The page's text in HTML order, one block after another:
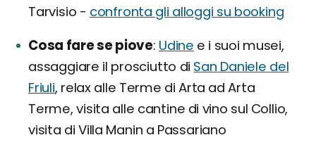
Tarvisio - confronta gli alloggi su booking
Cosa fare se piove Udine e i suoi musei,
assaggiare il prosciutto di San Daniele del
Friuli, relax alle Terme di Arta ad Arta
Terme, visita alle cantine di vino sul Collio,
visita di Villa Manin a Passariano